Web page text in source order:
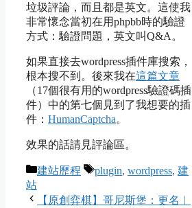
垃圾評論，而且都是英文。這使我
非常懷念當初在用phpbb時的驗證
方式：驗證問題，英文叫Q&A。
如果直接去wordpress插件庫搜索，
根本搜不到。後來我在這篇文章
（17個很有用的wordpress驗證碼插
件）中的第七個見到了我想要的插
件： HumanCaptcha。
效果的話請見評論區。
Categories
建站歷程 Tags
plugin, wordpress, 建
站
【原創弈棋】哥尼斯堡：更名︱